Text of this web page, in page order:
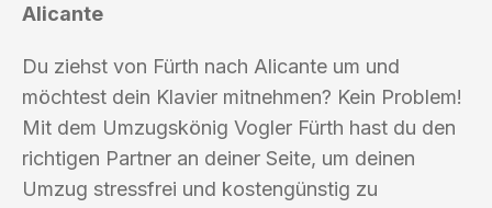
Alicante
Du ziehst von Fürth nach Alicante um und
möchtest dein Klavier mitnehmen? Kein Problem!
Mit dem Umzugskönig Vogler Fürth hast du den
richtigen Partner an deiner Seite, um deinen
Umzug stressfrei und kostengünstig zu